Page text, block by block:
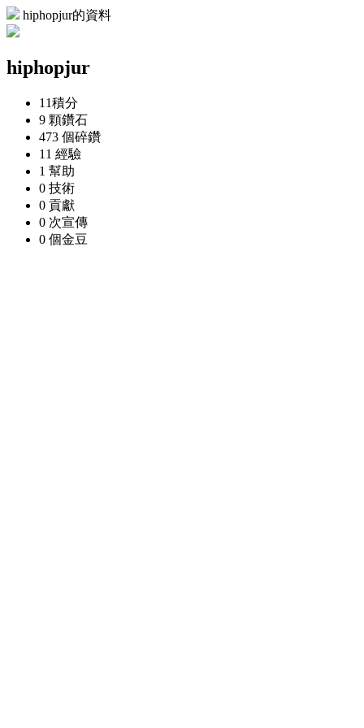
hiphopjur的資料
hiphopjur
11積分
9 顆鑽石
473 個碎鑽
11 經驗
1 幫助
0 技術
0 貢獻
0 次宣傳
0 個金豆